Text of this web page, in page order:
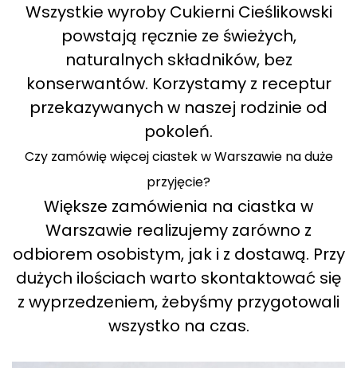
Wszystkie wyroby Cukierni Cieślikowski
powstają ręcznie ze świeżych,
naturalnych składników, bez
konserwantów. Korzystamy z receptur
przekazywanych w naszej rodzinie od
pokoleń.
Czy zamówię więcej ciastek w Warszawie na duże
przyjęcie?
Większe zamówienia na ciastka w
Warszawie realizujemy zarówno z
odbiorem osobistym, jak i z dostawą. Przy
dużych ilościach warto skontaktować się
z wyprzedzeniem, żebyśmy przygotowali
wszystko na czas.